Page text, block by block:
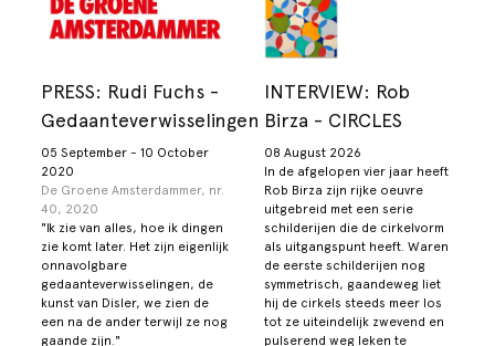
PRESS: Rudi Fuchs -
Gedaanteverwisselingen
05 September - 10 October
2020
De Groene Amsterdammer, nr.
40, 2020
"Ik zie van alles, hoe ik dingen
zie komt later. Het zijn eigenlijk
onnavolgbare
gedaanteverwisselingen, de
kunst van Disler, we zien de
een na de ander terwijl ze nog
gaande zijn."
INTERVIEW: Rob
Birza - CIRCLES
08 August 2026
In de afgelopen vier jaar heeft
Rob Birza zijn rijke oeuvre
uitgebreid met een serie
schilderijen die de cirkelvorm
als uitgangspunt heeft. Waren
de eerste schilderijen nog
symmetrisch, gaandeweg liet
hij de cirkels steeds meer los
tot ze uiteindelijk zwevend en
pulserend weg leken te